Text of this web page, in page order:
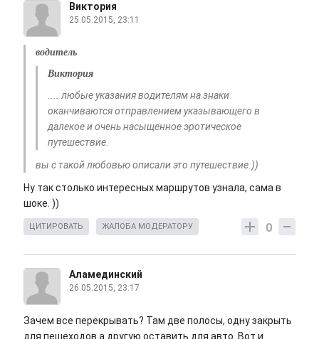
Виктория
25.05.2015, 23:11
водитель
Виктория
.... любые указания водителям на знаки
оканчиваются отправлением указывающего в
далекое и очень насыщенное эротическое
путешествие.
вы с такой любовью описали это путешествие.))
Ну так столько интересных маршрутов узнала, сама в
шоке. ))
0
ЦИТИРОВАТЬ ЖАЛОБА МОДЕРАТОРУ
Аламединский
26.05.2015, 23:17
Зачем все перекрывать? Там две полосы, одну закрыть
для пешеходов а другую оставить для авто. Вот и